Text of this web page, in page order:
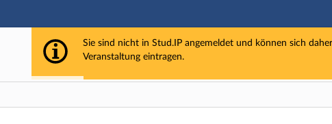
Hauptnavigation
Aktionen
Sie sind nicht in Stud.IP angemeldet und können sich
Veranstaltung eintragen.
Strg+Alt+T hält das automatische Ausblenden der